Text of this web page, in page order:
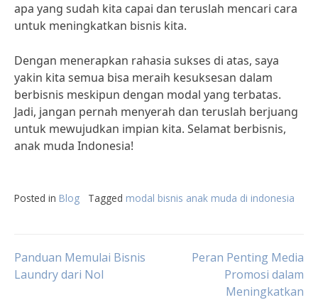
apa yang sudah kita capai dan teruslah mencari cara
untuk meningkatkan bisnis kita.
Dengan menerapkan rahasia sukses di atas, saya
yakin kita semua bisa meraih kesuksesan dalam
berbisnis meskipun dengan modal yang terbatas.
Jadi, jangan pernah menyerah dan teruslah berjuang
untuk mewujudkan impian kita. Selamat berbisnis,
anak muda Indonesia!
Posted in Blog Tagged modal bisnis anak muda di indonesia
Post
Panduan Memulai Bisnis
Laundry dari Nol
Peran Penting Media
Promosi dalam
Meningkatkan